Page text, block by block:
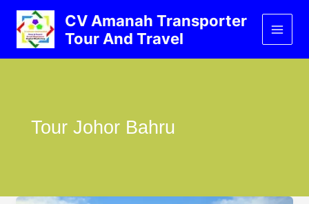
Lewati
konten
CV Amanah Transporter
Tour And Travel
Tour Johor Bahru